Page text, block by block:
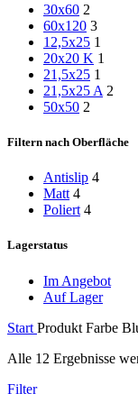
30x60 2
60x120 3
12,5x25 1
20x20 K 1
21,5x25 1
21,5x25 A 2
50x50 2
Filtern nach Oberfläche
Antislip 4
Matt 4
Poliert 4
Lagerstatus
Im Angebot
Auf Lager
Start Produkt Farbe
Alle 12 Ergebnisse
Filter